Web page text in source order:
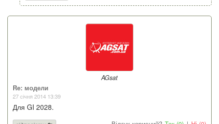
AGsat
Re: модели
27 січня 2014 13:39
Для GI 2028.